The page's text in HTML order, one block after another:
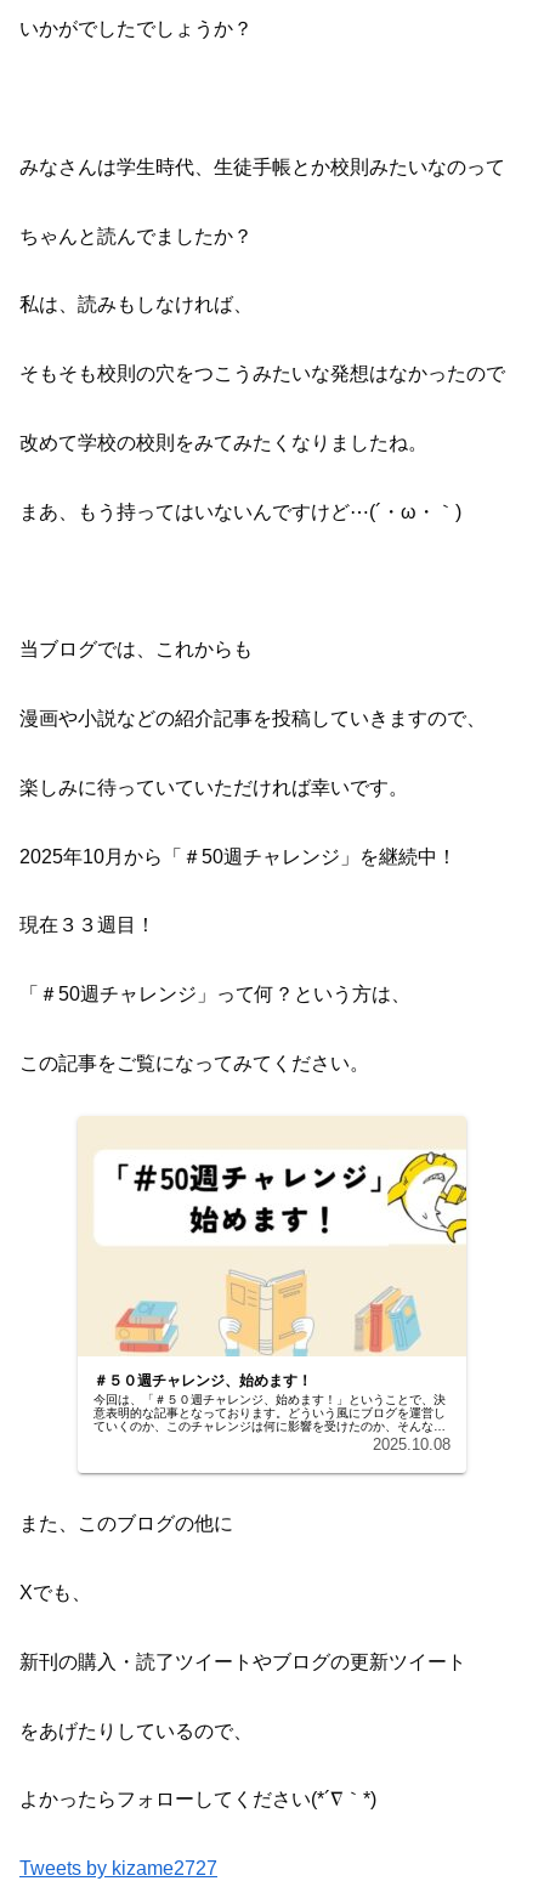
いかがでしたでしょうか？
みなさんは学生時代、生徒手帳とか校則みたいなのって
ちゃんと読んでましたか？
私は、読みもしなければ、
そもそも校則の穴をつこうみたいな発想はなかったので
改めて学校の校則をみてみたくなりましたね。
まあ、もう持ってはいないんですけど⋯(´・ω・｀)
当ブログでは、これからも
漫画や小説などの紹介記事を投稿していきますので、
楽しみに待っていていただければ幸いです。
2025年10月から「＃50週チャレンジ」を継続中！
現在３３週目！
「＃50週チャレンジ」って何？という方は、
この記事をご覧になってみてください。
＃５０週チャレンジ、始めます！
今回は、「＃５０週チャレンジ、始めます！」ということで、決
意表明的な記事となっております。どういう風にブログを運営し
ていくのか、このチャレンジは何に影響を受けたのか、そんな事
が書かれた記事になっていますので興味のある方は、ぜひ読んで
2025.10.08
また、このブログの他に
Xでも、
新刊の購入・読了ツイートやブログの更新ツイート
をあげたりしているので、
よかったらフォローしてください(*´∇｀*)
Tweets by kizame2727